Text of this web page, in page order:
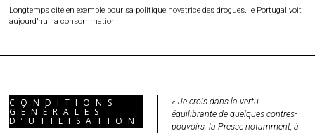
Longtemps cité en exemple pour sa politique novatrice des drogues, le Portugal voit
aujourd’hui la consommation
CONDITIONS
GÉNÉRALES
D’UTILISATION
« Je crois dans la vertu
équilibrante de quelques contres-
pouvoirs: la Presse notamment, à